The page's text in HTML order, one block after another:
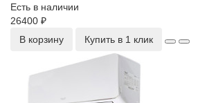
Есть в наличии
26400 ₽
В корзину
Купить в 1 клик